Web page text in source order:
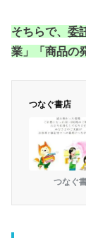
そちらで、委
業」「商品の
つなぐ書店
つなぐ